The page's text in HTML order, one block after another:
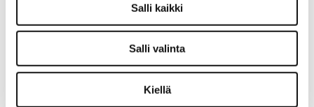
Salli kaikki
Salli valinta
Kiellä
15 tuumaiset vanteet
16 tuumaiset vanteet
17 tuumaiset vanteet
18 tuumaiset vanteet
20 tuumaiset vanteet
24 tuumaiset vanteet